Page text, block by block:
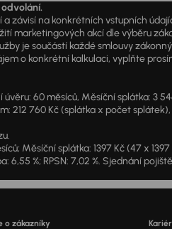
odvolání.
závisí na konkrétních vstupních
marketingových akcí dle výběru
je součástí každé smlouvy
o konkrétní kalkulaci, vyplňte
60 měsíců, Měsíční splátka: 3
760 Kč (splátka x počet splátek),
Měsíční splátka: 1397 Kč (47 x
6,55 %; RPSN: 7,02 %. Sjednání
o zákazníky